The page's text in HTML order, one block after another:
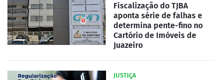
Fiscalização do TJBA
aponta série de falhas e
determina pente-fino no
Cartório de Imóveis de
Juazeiro
JUSTIÇA